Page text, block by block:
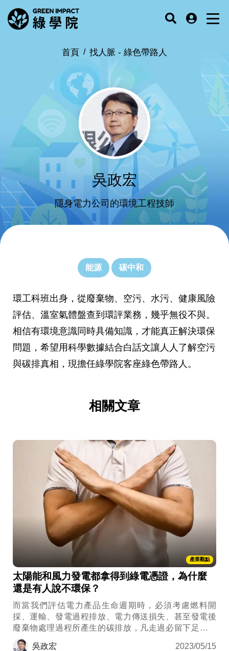
首頁 找人脈 - 綠色帶路人
吳政宏
隱身電力公司的環境工程技師
能源 碳中和
環工科班出身，從廢棄物、空污、水污、健康風險
評估、溫室氣體盤查到環評業務，幾乎無役不與。
相信有環境意識同時具備知識，才能真正解決環保
問題，希望用科學數據結合白話文讓人人了解空污
與碳排真相，現擔任綠學院客座綠色帶路人。
相關文章
產業觀點
太陽能和風力發電都拿得到綠電憑證，為什麼
還是有人說不環保？
而當我們評估電力產品生命週期時，必須考慮燃料開
採、運輸、發電過程排放、電力傳送損失、甚至發電後
廢棄物處理過程所產生的碳排放，凡走過必留下足跡，
這就是電力碳足跡。
吳政宏
2023/05/15